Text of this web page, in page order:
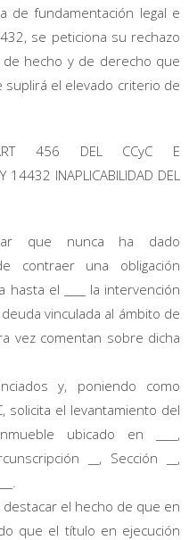
de fundamentación legal e
se peticiona su rechazo
hecho y de derecho que
suplirá el elevado criterio de
ART 456 DEL CCyC E
14432 INAPLICABILIDAD DEL
que nunca ha dado
contraer una obligación
el ____ la intervención
vinculada al ámbito de
vez comentan sobre dicha
y, poniendo como
solicita el levantamiento del
ubicado en ____,
__, Sección __,
el hecho de que en
que el título en ejecución